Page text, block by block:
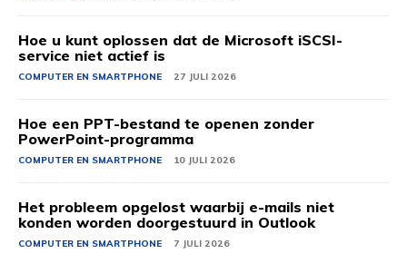
Hoe u kunt oplossen dat de Microsoft iSCSI-
service niet actief is
COMPUTER EN SMARTPHONE 27 JULI 2026
Hoe een PPT-bestand te openen zonder
PowerPoint-programma
COMPUTER EN SMARTPHONE 10 JULI 2026
Het probleem opgelost waarbij e-mails niet
konden worden doorgestuurd in Outlook
COMPUTER EN SMARTPHONE 7 JULI 2026